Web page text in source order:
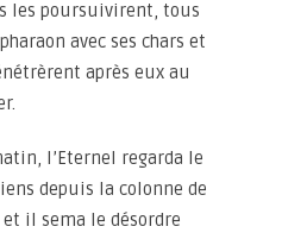
les poursuivirent, tous
avec ses chars et
après eux au
l’Eternel regarda le
depuis la colonne de
il sema le désordre